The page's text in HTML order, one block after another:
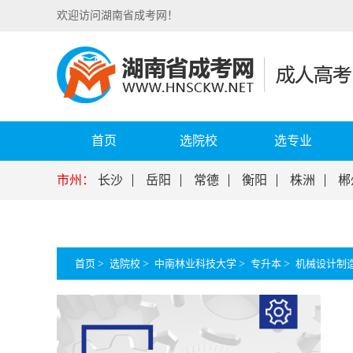
欢迎访问湖南省成考网！
首页 选院校 选专业
市州： 长沙 岳阳 常德 衡阳 株洲 郴
首页 > 选院校 > 中南林业科技大学 > 专升本 > 机械设计制